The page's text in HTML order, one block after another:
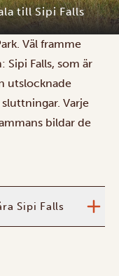
till
natur när du
Väl framme
Sipi Falls, som är
utslocknade
Varje
bildar de
Sipi Falls